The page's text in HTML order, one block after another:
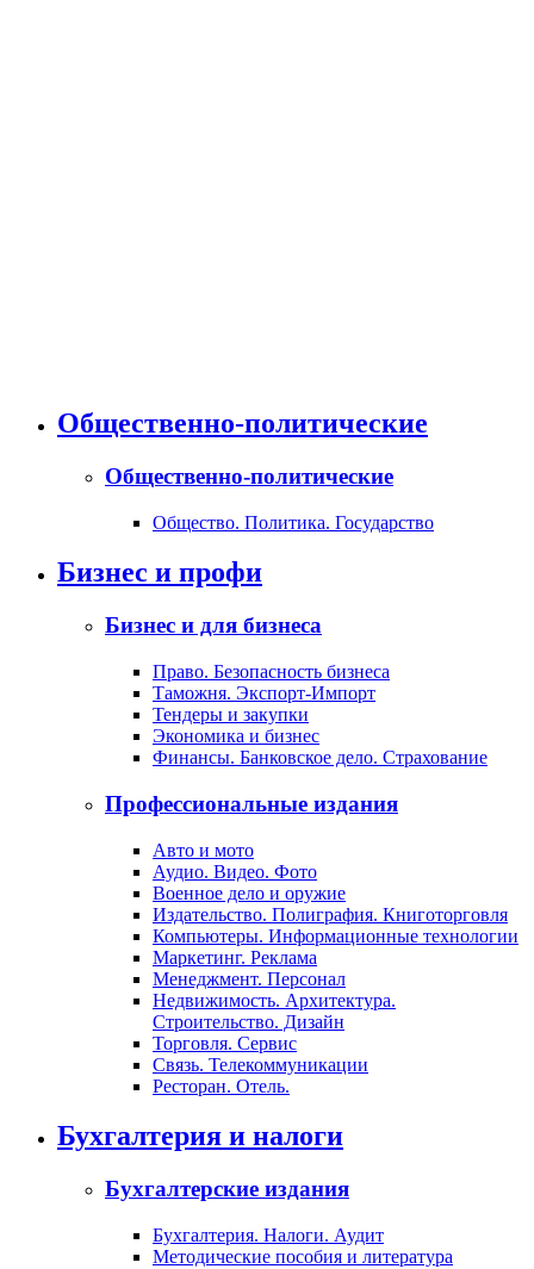
Общественно-политические
Общественно-политические
Общество. Политика. Государство
Бизнес и профи
Бизнес и для бизнеса
Право. Безопасность бизнеса
Таможня. Экспорт-Импорт
Тендеры и закупки
Экономика и бизнес
Финансы. Банковское дело. Страхование
Профессиональные издания
Авто и мото
Аудио. Видео. Фото
Военное дело и оружие
Издательство. Полиграфия. Книготорговля
Компьютеры. Информационные технологии
Маркетинг. Реклама
Менеджмент. Персонал
Недвижимость. Архитектура.
Строительство. Дизайн
Торговля. Сервис
Связь. Телекоммуникации
Ресторан. Отель.
Бухгалтерия и налоги
Бухгалтерские издания
Бухгалтерия. Налоги. Аудит
Методические пособия и литература